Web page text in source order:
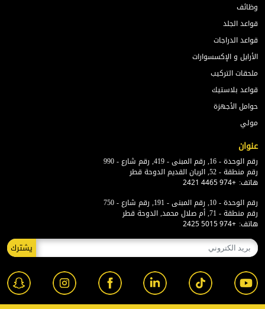
وظائف
قواعد الجلد
قواعد الدراجات
الأرايل و الإكسسوارات
ملحقات التركيب
قواعد بلاستيك
حوامل الأجهزة
مولي
عنوان
رقم الوحدة - 16, رقم المبنى - 419, رقم شارع - 990
رقم منطقة - 52, الريان القديم الدوحة قطر
هاتف: +974 4465 2421
رقم الوحدة - 10, رقم المبنى - 191, رقم شارع - 750
رقم منطقة - 71, أم صلال محمد, الدوحة قطر
هاتف: +974 5015 2425
يشترك